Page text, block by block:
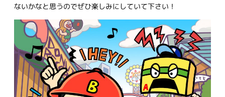
ないかなと思うのでぜひ楽しみにしていて下さい！